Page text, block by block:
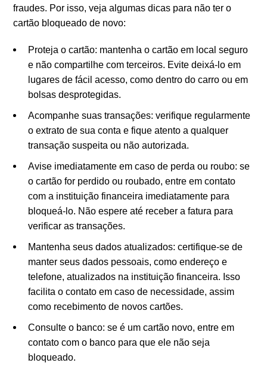
fraudes. Por isso, veja algumas dicas para não ter o
cartão bloqueado de novo:
Proteja o cartão: mantenha o cartão em local seguro
e não compartilhe com terceiros. Evite deixá-lo em
lugares de fácil acesso, como dentro do carro ou em
bolsas desprotegidas.
Acompanhe suas transações: verifique regularmente
o extrato de sua conta e fique atento a qualquer
transação suspeita ou não autorizada.
Avise imediatamente em caso de perda ou roubo: se
o cartão for perdido ou roubado, entre em contato
com a instituição financeira imediatamente para
bloqueá-lo. Não espere até receber a fatura para
verificar as transações.
Mantenha seus dados atualizados: certifique-se de
manter seus dados pessoais, como endereço e
telefone, atualizados na instituição financeira. Isso
facilita o contato em caso de necessidade, assim
como recebimento de novos cartões.
Consulte o banco: se é um cartão novo, entre em
contato com o banco para que ele não seja
bloqueado.